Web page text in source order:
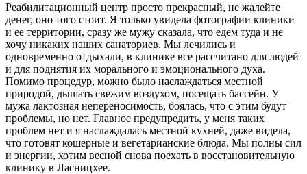
Реабилитационный центр просто прекрасный, не жалейте
денег, оно того стоит. Я только увидела фотографии клиники
и ее территории, сразу же мужу сказала, что едем туда и не
хочу никаких наших санаториев. Мы лечились и
одновременно отдыхали, в клинике все рассчитано для людей
и для поднятия их морального и эмоционального духа.
Помимо процедур, можно было наслаждаться местной
природой, дышать свежим воздухом, посещать бассейн. У
мужа лактозная непереносимость, боялась, что с этим будут
проблемы, но нет. Главное предупредить, у меня таких
проблем нет и я наслаждалась местной кухней, даже видела,
что готовят кошерные и вегетарианские блюда. Мы полны сил
и энергии, хотим весной снова поехать в восстановительную
клинику в Ласницхее.